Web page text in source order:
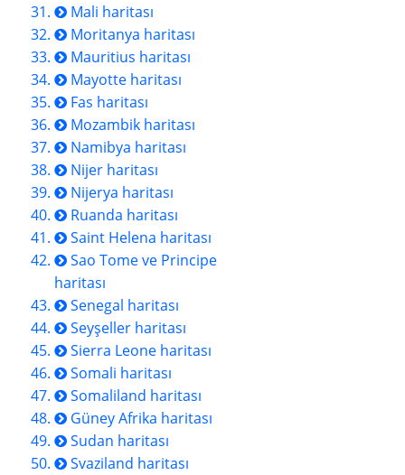
Mali haritası
Moritanya haritası
Mauritius haritası
Mayotte haritası
Fas haritası
Mozambik haritası
Namibya haritası
Nijer haritası
Nijerya haritası
Ruanda haritası
Saint Helena haritası
Sao Tome ve Principe
haritası
Senegal haritası
Seyşeller haritası
Sierra Leone haritası
Somali haritası
Somaliland haritası
Güney Afrika haritası
Sudan haritası
Svaziland haritası